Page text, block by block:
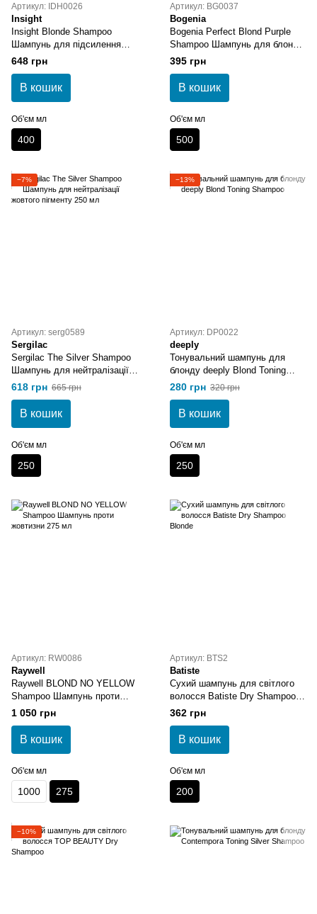
Артикул: IDH0026
Insight
Insight Blonde Shampoo
Шампунь для підсилення
холодних відтінків
648 грн
В кошик
Об'єм мл
400
Артикул: BG0037
Bogenia
Bogenia Perfect Blond Purple
Shampoo Шампунь для блонду
від жовтизни
395 грн
В кошик
Об'єм мл
500
−7%
Артикул: serg0589
Sergilac
Sergilac The Silver Shampoo
Шампунь для нейтралізації
жовтого пігменту 250 мл
618 грн 665 грн
В кошик
Об'єм мл
250
−13%
Артикул: DP0022
deeply
Тонувальний шампунь для
блонду deeply Blond Toning
Shampoo
280 грн 320 грн
В кошик
Об'єм мл
250
Артикул: RW0086
Raywell
Raywell BLOND NO YELLOW
Shаmpoo Шампунь проти
жовтизни 275 мл
1 050 грн
В кошик
Об'єм мл
1000 275
Артикул: BTS2
Batiste
Сухий шампунь для світлого
волосся Batiste Dry Shampoo
Blonde
362 грн
В кошик
Об'єм мл
200
−10%